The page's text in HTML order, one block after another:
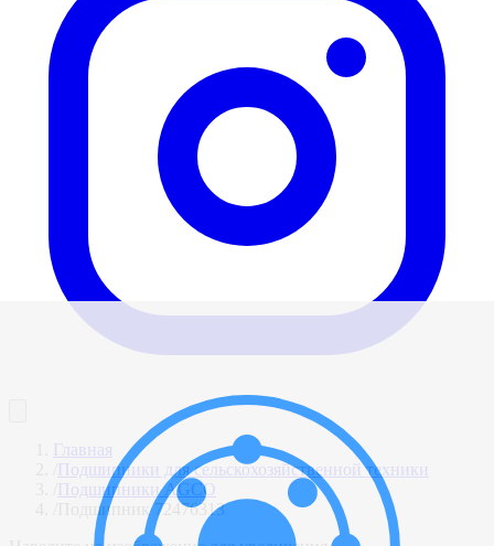
Главная
Подшипники для сельскохозяйственной техники
Подшипники AGCO
Подшипник 72476313